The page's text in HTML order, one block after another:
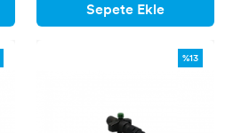
Sepete Ekle
%13